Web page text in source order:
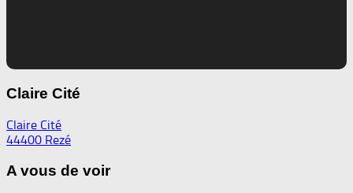
Claire Cité
Claire Cité
44400 Rezé
A vous de voir